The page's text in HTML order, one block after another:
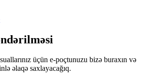
üçün e-poçtunuzu bizə buraxın və
əlaqə saxlayacağıq.